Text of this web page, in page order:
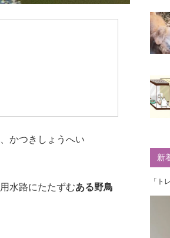
かつきしょうへい
水路にたたずむある野鳥
新
「ト